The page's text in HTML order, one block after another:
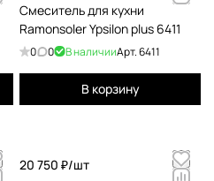
Смеситель для кухни
Ramonsoler Ypsilon plus 6411
0 0 В наличииАрт.6411
В корзину
20 750 ₽/шт